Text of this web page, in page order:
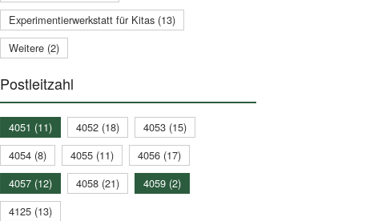
Experimentierwerkstatt für Kitas (13)
Weitere (2)
Postleitzahl
4051 (11) 4052 (18)
4053 (15)
4054 (8)
4055 (11)
4056 (17)
4057 (12)
4058 (21)
4059 (2)
4125 (13)